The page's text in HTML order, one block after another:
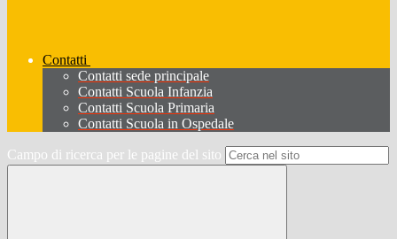
Contatti
Contatti sede principale
Contatti Scuola Infanzia
Contatti Scuola Primaria
Contatti Scuola in Ospedale
Campo di ricerca per le pagine del sito